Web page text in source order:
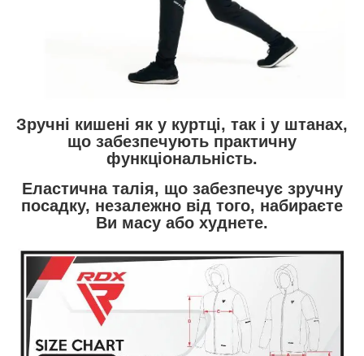
Зручні кишені як у куртці, так і у штанах,
що забезпечують практичну
функціональність.
Еластична талія, що забезпечує зручну
посадку, незалежно від того, набираєте
Ви масу або худнете.